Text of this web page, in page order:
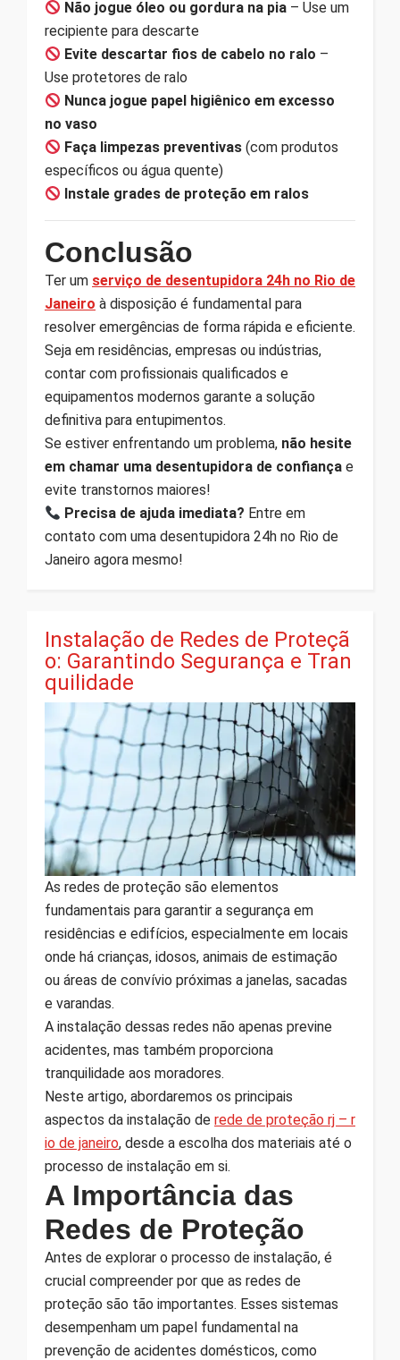
Não jogue óleo ou gordura na pia – Use um
recipiente para descarte
Evite descartar fios de cabelo no ralo –
Use protetores de ralo
Nunca jogue papel higiênico em excesso
no vaso
Faça limpezas preventivas (com produtos
específicos ou água quente)
Instale grades de proteção em ralos
Conclusão
Ter um serviço de desentupidora 24h no Rio de
Janeiro à disposição é fundamental para
resolver emergências de forma rápida e eficiente.
Seja em residências, empresas ou indústrias,
contar com profissionais qualificados e
equipamentos modernos garante a solução
definitiva para entupimentos.
Se estiver enfrentando um problema, não hesite
em chamar uma desentupidora de confiança e
evite transtornos maiores!
Precisa de ajuda imediata? Entre em
contato com uma desentupidora 24h no Rio de
Janeiro agora mesmo!
Instalação de Redes de Proteçã
o: Garantindo Segurança e Tran
quilidade
As redes de proteção são elementos
fundamentais para garantir a segurança em
residências e edifícios, especialmente em locais
onde há crianças, idosos, animais de estimação
ou áreas de convívio próximas a janelas, sacadas
e varandas.
A instalação dessas redes não apenas previne
acidentes, mas também proporciona
tranquilidade aos moradores.
Neste artigo, abordaremos os principais
aspectos da instalação de rede de proteção rj – r
io de janeiro, desde a escolha dos materiais até o
processo de instalação em si.
A Importância das
Redes de Proteção
Antes de explorar o processo de instalação, é
crucial compreender por que as redes de
proteção são tão importantes. Esses sistemas
desempenham um papel fundamental na
prevenção de acidentes domésticos, como